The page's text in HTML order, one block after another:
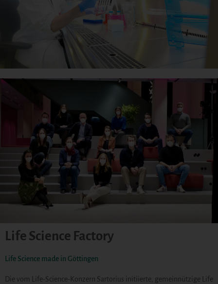
Life Science Factory
Life Science made in Göttingen
Die vom Life-Science-Konzern Sartorius initiierte, gemeinnützige Life